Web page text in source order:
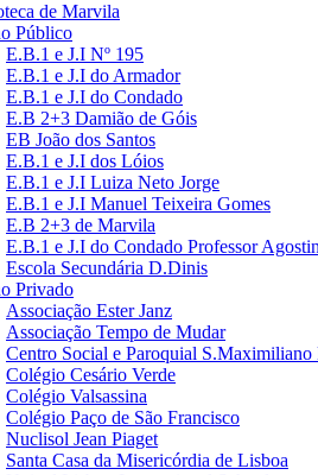
de Marvila
Público
E.B.1 e J.I Nº 195
E.B.1 e J.I do Armador
E.B.1 e J.I do Condado
E.B 2+3 Damião de Góis
EB João dos Santos
E.B.1 e J.I dos Lóios
E.B.1 e J.I Luiza Neto Jorge
E.B.1 e J.I Manuel Teixeira Gomes
E.B 2+3 de Marvila
E.B.1 e J.I do Condado Professor
Escola Secundária D.Dinis
Privado
Associação Ester Janz
Associação Tempo de Mudar
Centro Social e Paroquial
Colégio Cesário Verde
Colégio Valsassina
Colégio Paço de São Francisco
Nuclisol Jean Piaget
Santa Casa da Misericórdia de Lisboa